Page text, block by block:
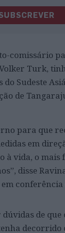
comissário
Turk,
Sudeste
de
para que
em
à vida, o mais
disse
conferência
de que
decorrido